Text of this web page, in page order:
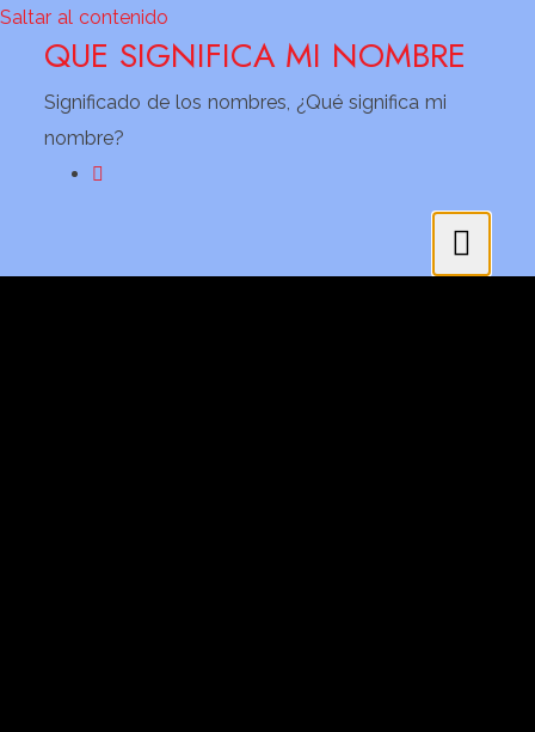
Saltar al contenido
QUE SIGNIFICA MI NOMBRE
Significado de los nombres, ¿Qué significa mi
nombre?